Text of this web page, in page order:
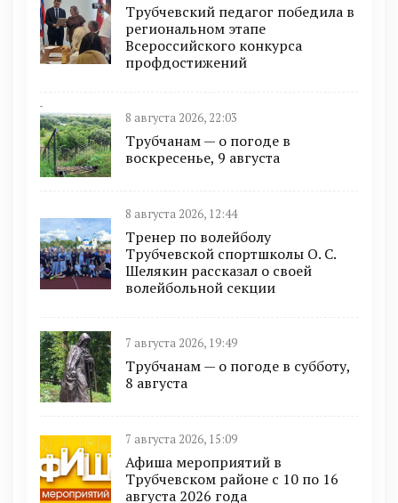
Трубчевский педагог победила в
региональном этапе
Всероссийского конкурса
профдостижений
8 августа 2026, 22:03
Трубчанам — о погоде в
воскресенье, 9 августа
8 августа 2026, 12:44
Тренер по волейболу
Трубчевской спортшколы О. С.
Шелякин рассказал о своей
волейбольной секции
7 августа 2026, 19:49
Трубчанам — о погоде в субботу,
8 августа
7 августа 2026, 15:09
Афиша мероприятий в
Трубчевском районе с 10 по 16
августа 2026 года